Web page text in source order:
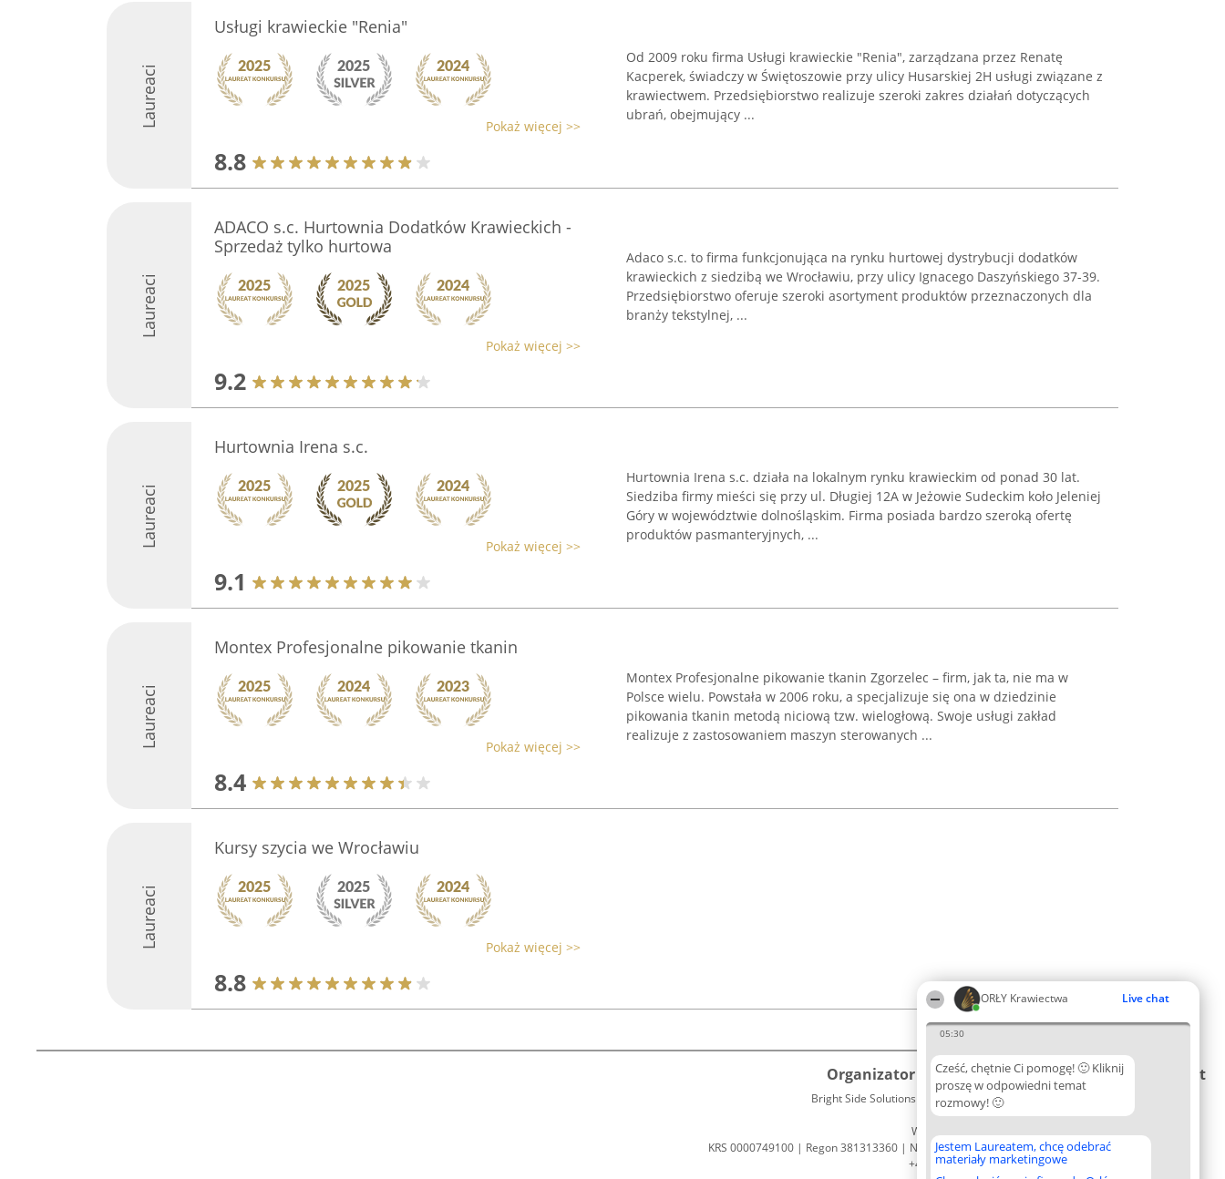
ORŁY Krawiectwa Live chat
05:30
Cześć, chętnie Ci pomogę! 🙂 Kliknij
proszę w odpowiedni temat
rozmowy! 🙂
Jestem Laureatem, chcę odebrać
materiały marketingowe
Laureaci
Usługi krawieckie "Renia"
Pokaż więcej >>
8.8
Od 2009 roku firma Usługi krawieckie "Renia", zarządzana przez Renatę
Kacperek, świadczy w Świętoszowie przy ulicy Husarskiej 2H usługi związane z
krawiectwem. Przedsiębiorstwo realizuje szeroki zakres działań dotyczących
ubrań, obejmujący ...
Laureaci
ADACO s.c. Hurtownia Dodatków Krawieckich -
Sprzedaż tylko hurtowa
Pokaż więcej >>
9.2
Adaco s.c. to firma funkcjonująca na rynku hurtowej dystrybucji dodatków
krawieckich z siedzibą we Wrocławiu, przy ulicy Ignacego Daszyńskiego 37-39.
Przedsiębiorstwo oferuje szeroki asortyment produktów przeznaczonych dla
branży tekstylnej, ...
Laureaci
Hurtownia Irena s.c.
Pokaż więcej >>
9.1
Hurtownia Irena s.c. działa na lokalnym rynku krawieckim od ponad 30 lat.
Siedziba firmy mieści się przy ul. Długiej 12A w Jeżowie Sudeckim koło Jeleniej
Góry w województwie dolnośląskim. Firma posiada bardzo szeroką ofertę
produktów pasmanteryjnych, ...
Laureaci
Montex Profesjonalne pikowanie tkanin
Pokaż więcej >>
8.4
Montex Profesjonalne pikowanie tkanin Zgorzelec – firm, jak ta, nie ma w
Polsce wielu. Powstała w 2006 roku, a specjalizuje się ona w dziedzinie
pikowania tkanin metodą niciową tzw. wielogłową. Swoje usługi zakład
realizuje z zastosowaniem maszyn sterowanych ...
Laureaci
Kursy szycia we Wrocławiu
Pokaż więcej >>
8.8
Organizator plebiscytu
Bright Side Solutions sp. z o. o. sp. k.
ul. Ruska 22
Wrocław 50-079
KRS 0000749100 | Regon 381313360 | NIP 8943132676
+48 508 492 400
Plebiscyt
Lista
Laureatów
Zasady
Kontakt